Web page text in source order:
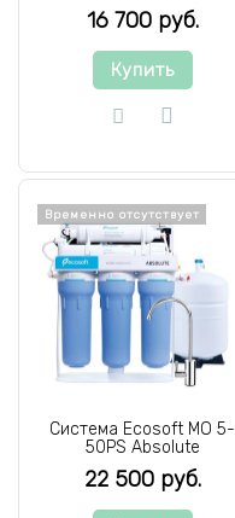
16 700 руб.
Купить
Временно отсутствует
Система Ecosoft MO 5-
50PS Absolute
22 500 руб.